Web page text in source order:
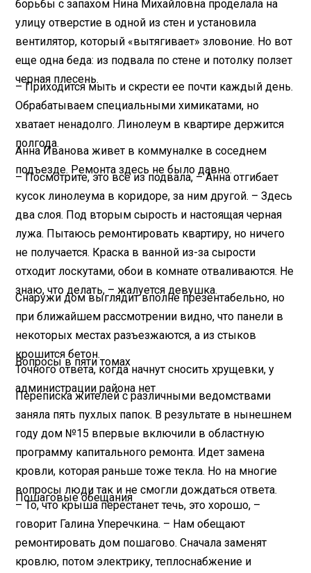
борьбы с запахом Нина Михайловна проделала на
улицу отверстие в одной из стен и установила
вентилятор, который «вытягивает» зловоние. Но вот
еще одна беда: из подвала по стене и потолку ползет
черная плесень.
– Приходится мыть и скрести ее почти каждый день.
Обрабатываем специальными химикатами, но
хватает ненадолго. Линолеум в квартире держится
полгода.
Анна Иванова живет в коммуналке в соседнем
подъезде. Ремонта здесь не было давно.
– Посмотрите, это все из подвала, – Анна отгибает
кусок линолеума в коридоре, за ним другой. – Здесь
два слоя. Под вторым сырость и настоящая черная
лужа. Пытаюсь ремонтировать квартиру, но ничего
не получается. Краска в ванной из-за сырости
отходит лоскутами, обои в комнате отваливаются. Не
знаю, что делать, – жалуется девушка.
Снаружи дом выглядит вполне презентабельно, но
при ближайшем рассмотрении видно, что панели в
некоторых местах разъезжаются, а из стыков
крошится бетон.
Вопросы в пяти томах
Точного ответа, когда начнут сносить хрущевки, у
администрации района нет
Переписка жителей с различными ведомствами
заняла пять пухлых папок. В результате в нынешнем
году дом №15 впервые включили в областную
программу капитального ремонта. Идет замена
кровли, которая раньше тоже текла. Но на многие
вопросы люди так и не смогли дождаться ответа.
Пошаговые обещания
– То, что крыша перестанет течь, это хорошо, –
говорит Галина Уперечкина. – Нам обещают
ремонтировать дом пошагово. Сначала заменят
кровлю, потом электрику, теплоснабжение и